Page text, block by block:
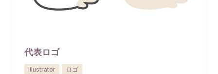
代表ロゴ
Illustrator ロゴ